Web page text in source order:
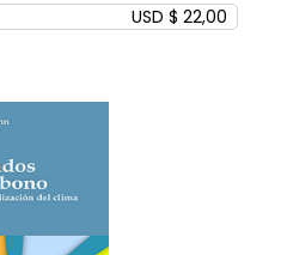
USD $ 22,00